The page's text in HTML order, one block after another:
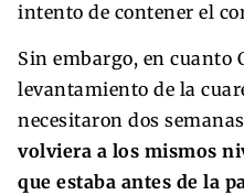
intento de contener el
Sin embargo, en cuanto
levantamiento de la
necesitaron dos
volviera a los mismos
que estaba antes de la